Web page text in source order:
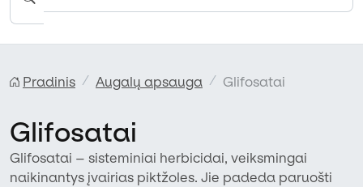
Pradinis Augalų apsauga Glifosatai
Glifosatai
Glifosatai – sisteminiai herbicidai, veiksmingai
naikinantys įvairias piktžoles. Jie padeda paruošti